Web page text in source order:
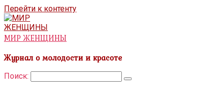
Перейти к контенту
МИР ЖЕНЩИНЫ
Журнал о молодости и красоте
Поиск: